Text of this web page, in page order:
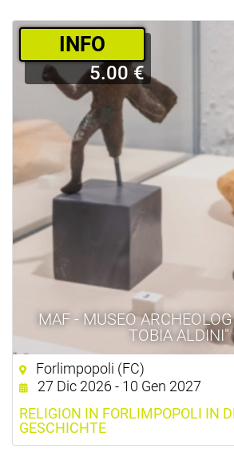
MAF - MUSEO
TOBIA ALDINI"
­INFO
5.00 €
Forlimpopoli (FC)
27 Dic 2026 - 10 Gen 2027
RELIGION IN FORLIMPOPOLI IN
GESCHICHTE